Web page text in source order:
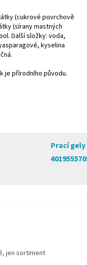
(cukrové povrchově
(sírany mastných
Další složky: voda,
kyselina
je přírodního původu.
Prací gely
jen sortiment